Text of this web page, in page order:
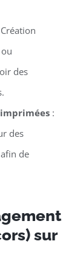
des
:
des
de
sur